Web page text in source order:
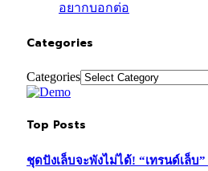
อยากบอกต่อ
Categories
Categories
Top Posts
ชุดปังเล็บจะพังไม่ได้! “เทรนด์เล็บ